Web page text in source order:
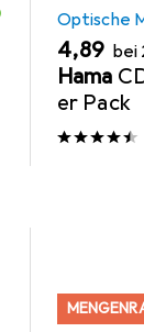
Optische
EUR
4,89 bei
Hama
er Pack